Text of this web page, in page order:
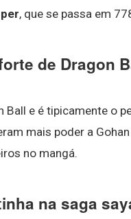
, que se passa em
de Dragon
Ball e é tipicamente o
mais poder a
no mangá.
na saga